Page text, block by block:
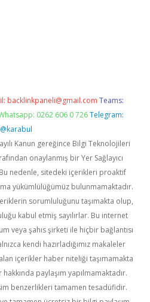
backlinkpaneli@gmail.com Teams:
0262 606 0 726 Telegram:
@karabul
Kanun gereğince Bilgi Teknolojileri
onaylanmış bir Yer Sağlayıcı
nedenle, sitedeki içerikleri proaktif
yükümlülüğümüz bulunmamaktadır.
sorumluluğunu taşımakta olup,
kabul etmiş sayılırlar. Bu internet
veya şahıs şirketi ile hiçbir bağlantısı
kendi hazırladığımız makaleler
içerikler haber niteliği taşımamakta
paylaşım yapılmamaktadır.
benzerlikleri tamamen tesadüfidir.